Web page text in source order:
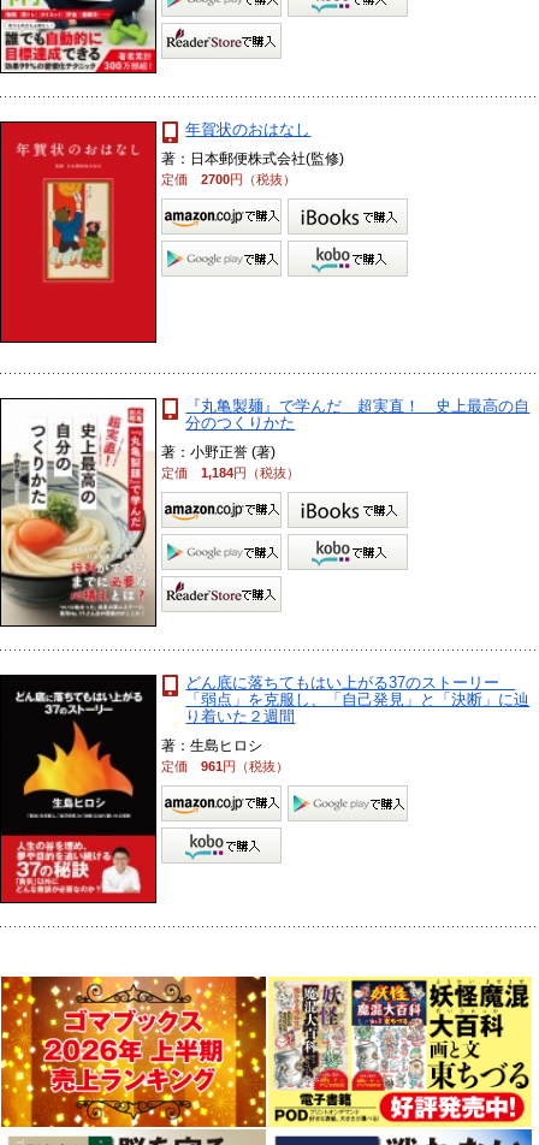
年賀状のおはなし
著：日本郵便株式会社(監修)
定価2700円（税抜）
『丸亀製麺』で学んだ 超実直！ 史上最高の自
分のつくりかた
著：小野正誉 (著)
定価1,184円（税抜）
どん底に落ちてもはい上がる37のストーリー
「弱点」を克服し、「自己発見」と「決断」に辿
り着いた２週間
著：生島ヒロシ
定価961円（税抜）